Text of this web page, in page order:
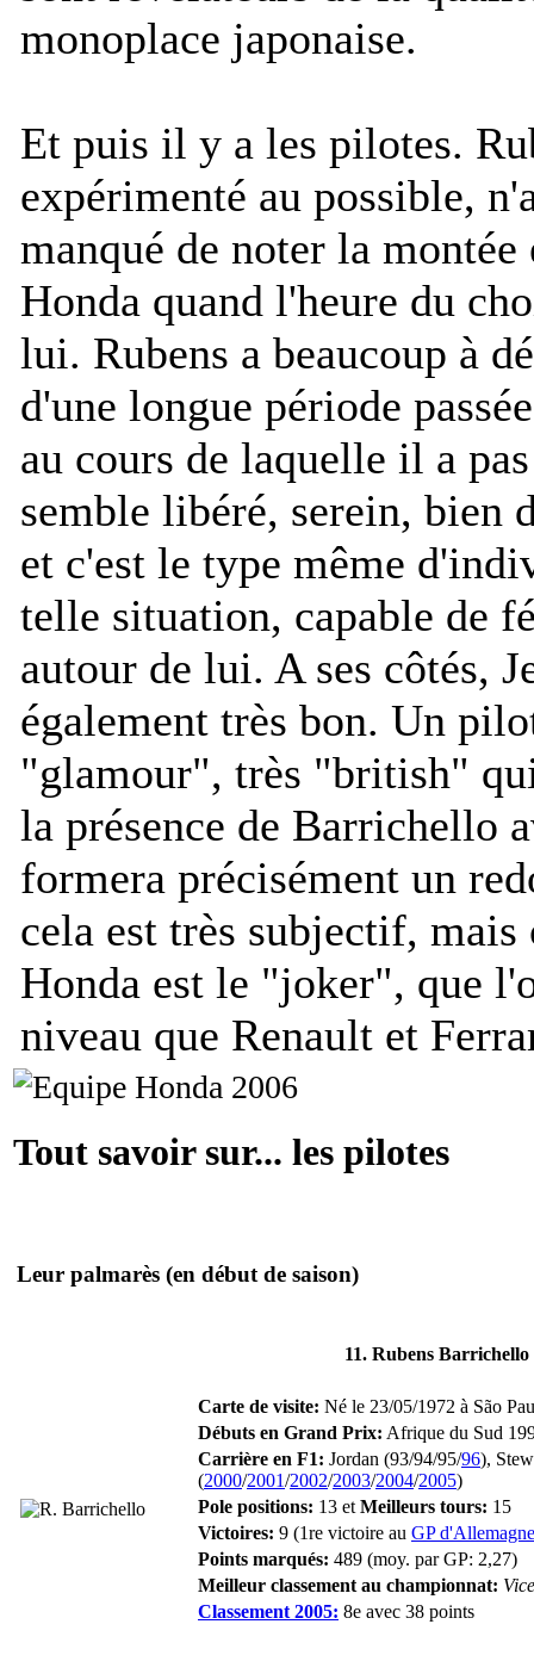
monoplace japonaise.
Et puis il y a les pilotes.
expérimenté au possible,
manqué de noter la montée
Honda quand l'heure du
lui. Rubens a beaucoup à
d'une longue période
au cours de laquelle il a
semble libéré, serein, bien
et c'est le type même
telle situation, capable de
autour de lui. A ses côtés,
également très bon. Un
"glamour", très "british"
la présence de Barrichello
formera précisément un
cela est très subjectif, mais
Honda est le "joker", que
niveau que Renault et
Tout savoir sur... les pilotes
Leur palmarès (en début de saison)
11. Rubens Barrichello
Carte de visite: Né le 23/05/1972 à São
Débuts en Grand Prix: Afrique du Sud
Carrière en F1: Jordan (93/94/95/96),
(2000/2001/2002/2003/2004/2005)
Pole positions: 13 et Meilleurs tours: 15
Victoires: 9 (1re victoire au GP
Points marqués: 489 (moy. par GP: 2,27)
Meilleur classement au championnat:
Classement 2005: 8e avec 38 points